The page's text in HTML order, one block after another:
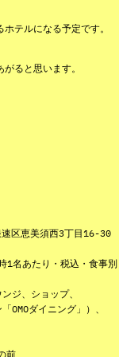
テルになる予定です。
ると思います。
恵美須西3丁目16-30
あたり・税込・食事別
ジ、ショップ、
OMOダイニング」）、
、